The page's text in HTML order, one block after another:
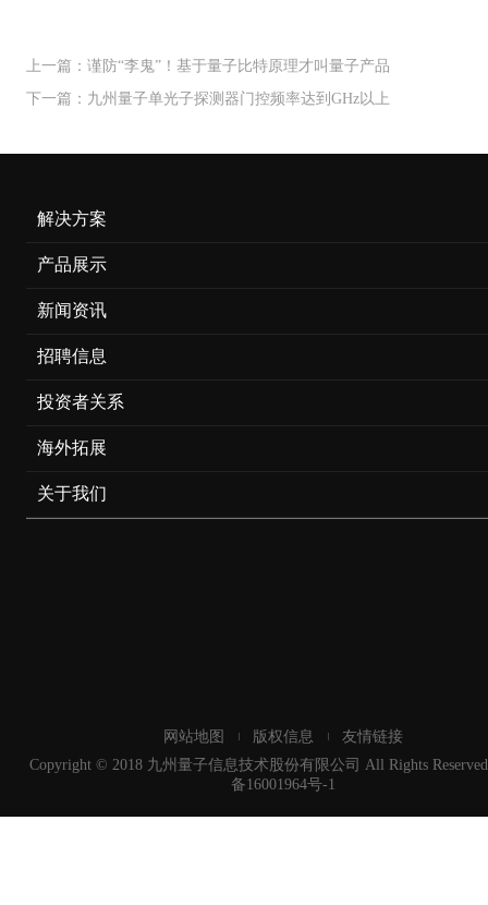
上一篇：谨防“李鬼”！基于量子比特原理才叫量子产品
下一篇：九州量子单光子探测器门控频率达到GHz以上
解决方案
产品展示
新闻资讯
招聘信息
投资者关系
海外拓展
关于我们
网站地图 版权信息
友情链接
Copyright © 2018 九州量子信息技术股份有限公司 All Rights
备16001964号-1